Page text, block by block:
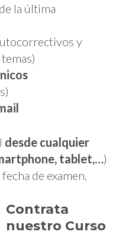
la última
y
desde cualquier
tablet,…)
de examen.
Contrata
nuestro Curso